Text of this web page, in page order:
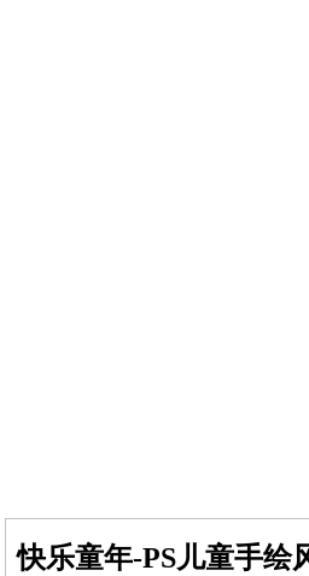
快乐童年-PS儿童手绘